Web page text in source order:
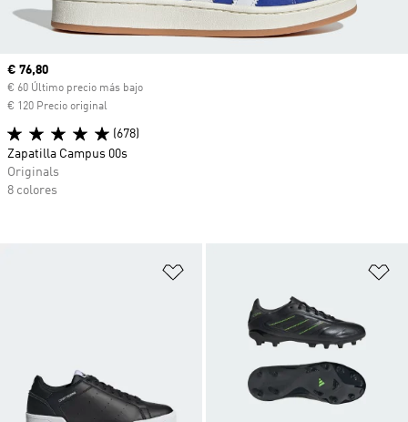
Precio actual
€ 76,80
€ 60 Último precio más bajo
€ 120 Precio original
(678)
Zapatilla Campus 00s
Originals
8 colores